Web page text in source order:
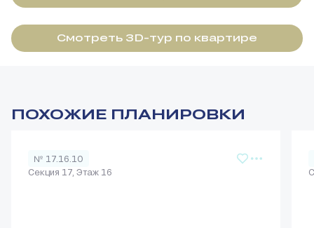
Смотреть 3D-тур по квартире
ПОХОЖИЕ ПЛАНИРОВКИ
№ 17.16.10
Секция 17, Этаж 16